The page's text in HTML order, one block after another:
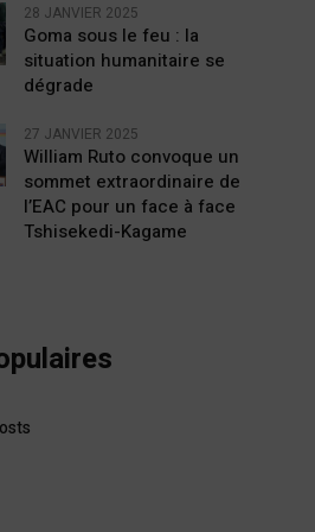
28 JANVIER 2025
Goma sous le feu : la
situation humanitaire se
dégrade
27 JANVIER 2025
William Ruto convoque un
sommet extraordinaire de
l’EAC pour un face à face
Tshisekedi-Kagame